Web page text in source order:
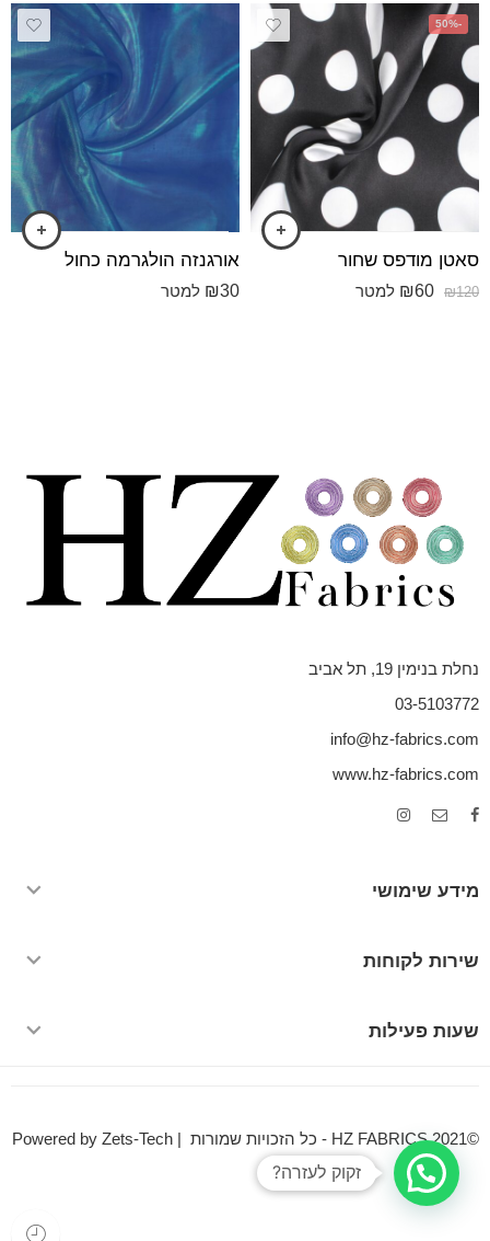
-50%
סאטן מודפס שחור
₪120
₪60 למטר
אורגנזה הולגרמה כחול
₪30 למטר
נחלת בנימין 19, תל אביב
03-5103772
info@hz-fabrics.com
www.hz-fabrics.com
מידע שימושי
שירות לקוחות
שעות פעילות
©HZ FABRICS 2021 - כל הזכויות שמורות | Powered by Zets-Tech
זקוק לעזרה?